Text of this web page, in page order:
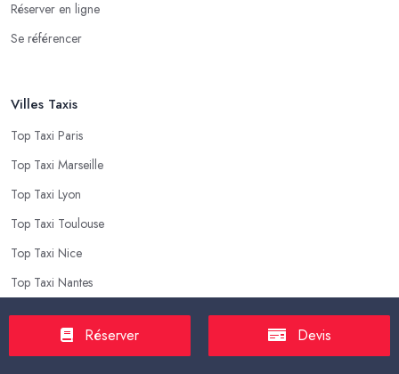
Réserver en ligne
Se référencer
Villes Taxis
Top Taxi Paris
Top Taxi Marseille
Top Taxi Lyon
Top Taxi Toulouse
Top Taxi Nice
Top Taxi Nantes
Top Taxis
Réserver Devis